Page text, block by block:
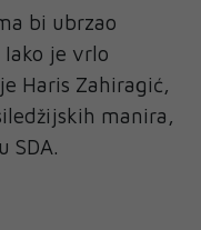
bi ubrzao
je vrlo
Haris Zahiragić,
manira,
SDA.